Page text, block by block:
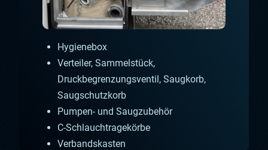
Hygienebox
Verteiler, Sammelstück,
Druckbegrenzungsventil, Saugkorb,
Saugschutzkorb
Pumpen- und Saugzubehör
C-Schlauchtragekörbe
Verbandskasten